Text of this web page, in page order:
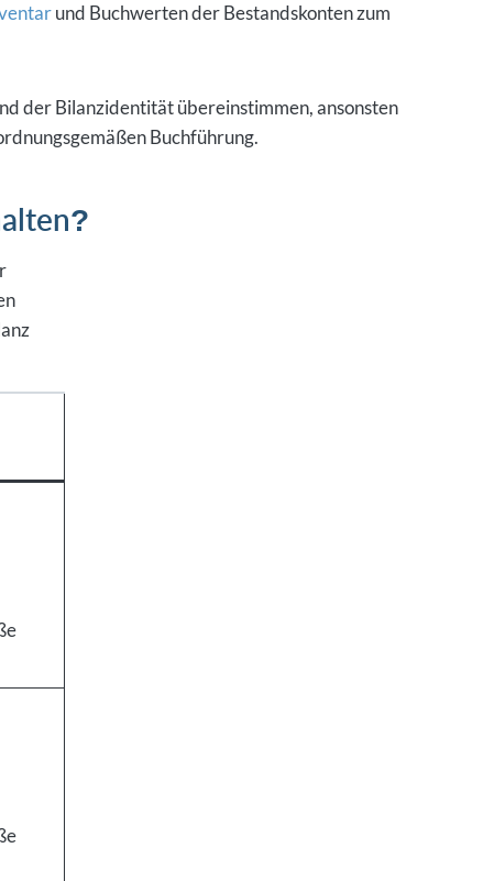
und Buchwerten der Bestandskonten zum
der Bilanzidentität übereinstimmen, ansonsten
Buchführung.